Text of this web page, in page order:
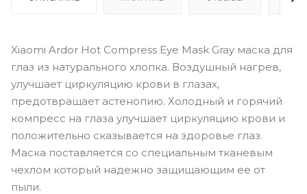
Xiaomi Ardor Hot Compress Eye Mask Gray маска для
глаз из натурального хлопка. Воздушный нагрев,
улучшает циркуляцию крови в глазах,
предотвращает астенопию. Холодный и горячий
компресс на глаза улучшает циркуляцию крови и
положительно сказывается на здоровье глаз.
Маска поставляется со специальным тканевым
чехлом который надежно защищающим ее от
пыли.